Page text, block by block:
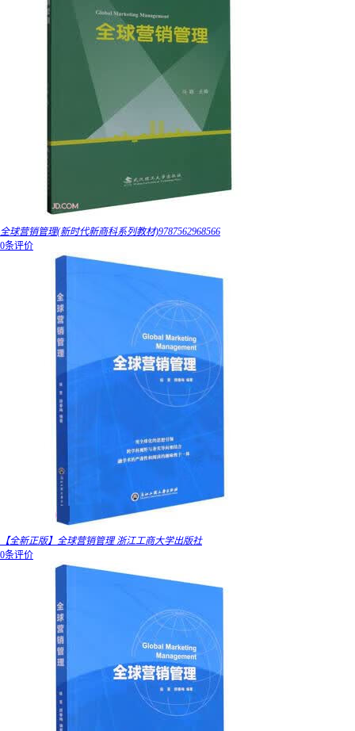
全球营销管理(新时代新商科系列教材)9787562968566
0条评价
【全新正版】全球营销管理 浙江工商大学出版社
0条评价